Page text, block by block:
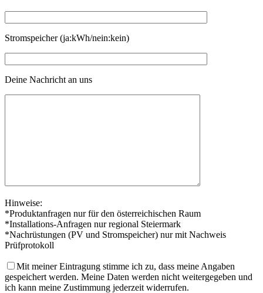
Stromspeicher (ja:kWh/nein:kein)
Deine Nachricht an uns
Hinweise:
*Produktanfragen nur für den österreichischen Raum
*Installations-Anfragen nur regional Steiermark
*Nachrüstungen (PV und Stromspeicher) nur mit Nachweis
Prüfprotokoll
Mit meiner Eintragung stimme ich zu, dass meine Angaben
gespeichert werden. Meine Daten werden nicht weitergegeben und
ich kann meine Zustimmung jederzeit widerrufen.